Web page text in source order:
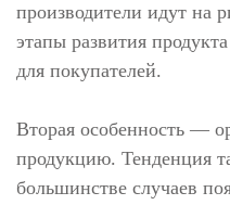
производители идут на
этапы развития
для покупателей.
Вторая особенность —
продукцию. Тенденция
большинстве случаев